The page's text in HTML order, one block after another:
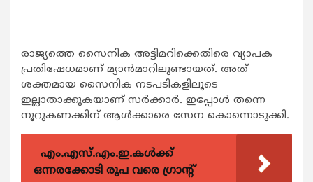
രാജ്യത്തെ സൈനിക അട്ടിമറിക്കെതിരെ വ്യാപക
പ്രതിഷേധമാണ് മ്യാന്‍മാറിലുണ്ടായത്. അത്
ശക്തമായ സൈനിക നടപടികളിലൂടെ
ഇല്ലാതാക്കുകയാണ് സര്‍ക്കാര്‍. ഇപ്പോള്‍ തന്നെ
നൂറുകണക്കിന് ആള്‍ക്കാരെ സേന കൊന്നൊടുക്കി.
എം.എസ്.എം.ഇ.കൾക്ക്
ഒന്നരക്കോടി രൂപ വരെ ഗ്രാന്റ്